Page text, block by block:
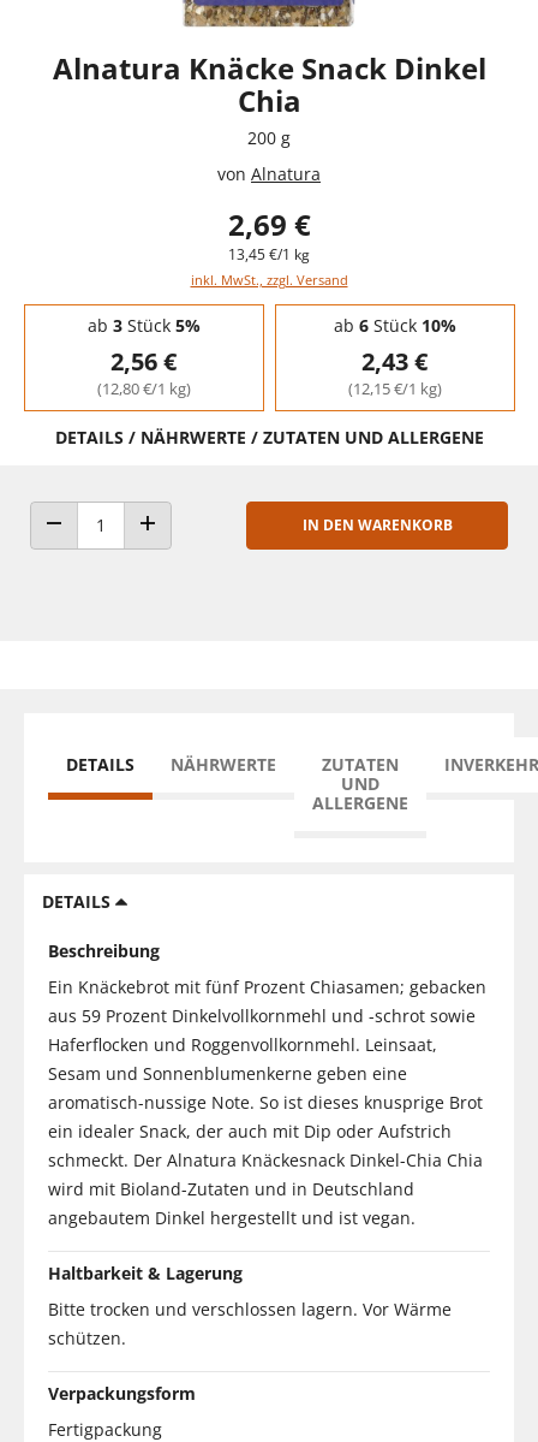
Alnatura Knäcke Snack Dinkel
Chia
200 g
von Alnatura
2,69 €
13,45 €/1 kg
inkl. MwSt., zzgl. Versand
Staffelpreise - Mengenrabatt
ab 3Stück 5%
2,56 €
(12,80 €/1 kg)
ab 6Stück 10%
2,43 €
(12,15 €/1 kg)
DETAILS / NÄHRWERTE / ZUTATEN UND ALLERGENE
ANZAHL VERRINGERNANZAHL ERHÖHEN
IN DEN WARENKORB
DETAILS NÄHRWERTE
ZUTATEN
UND
ALLERGENE
DETAILS
Beschreibung
Ein Knäckebrot mit fünf Prozent Chiasamen; gebacken
aus 59 Prozent Dinkelvollkornmehl und -schrot sowie
Haferflocken und Roggenvollkornmehl. Leinsaat,
Sesam und Sonnenblumenkerne geben eine
aromatisch-nussige Note. So ist dieses knusprige Brot
ein idealer Snack, der auch mit Dip oder Aufstrich
schmeckt. Der Alnatura Knäckesnack Dinkel-Chia Chia
wird mit Bioland-Zutaten und in Deutschland
angebautem Dinkel hergestellt und ist vegan.
Haltbarkeit & Lagerung
Bitte trocken und verschlossen lagern. Vor Wärme
schützen.
Verpackungsform
Fertigpackung